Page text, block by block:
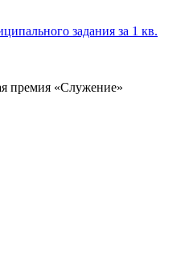
задания за 1 кв.
премия «Служение»